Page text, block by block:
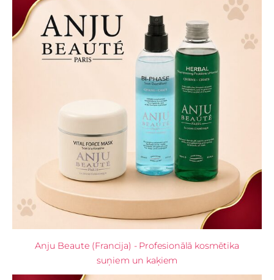
Anju Beaute (Francija) - Profesionālā kosmētika
suņiem un kaķiem